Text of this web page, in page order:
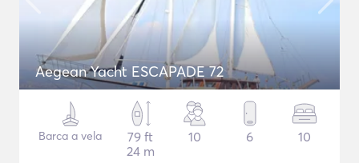
Aegean Yacht ESCAPADE 72
Barca a vela
79 ft
24 m
10 6 10